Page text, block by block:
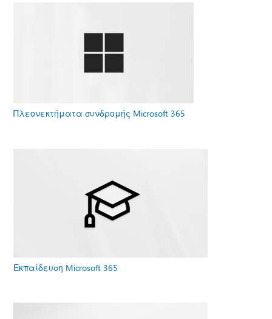
Πλεονεκτήματα συνδρομής Microsoft 365
Εκπαίδευση Microsoft 365